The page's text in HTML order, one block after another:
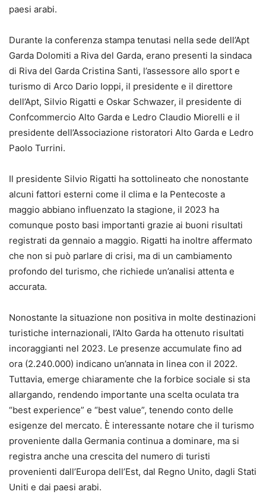
paesi arabi.
Durante la conferenza stampa tenutasi nella sede dell’Apt
Garda Dolomiti a Riva del Garda, erano presenti la sindaca
di Riva del Garda Cristina Santi, l’assessore allo sport e
turismo di Arco Dario Ioppi, il presidente e il direttore
dell’Apt, Silvio Rigatti e Oskar Schwazer, il presidente di
Confcommercio Alto Garda e Ledro Claudio Miorelli e il
presidente dell’Associazione ristoratori Alto Garda e Ledro
Paolo Turrini.
Il presidente Silvio Rigatti ha sottolineato che nonostante
alcuni fattori esterni come il clima e la Pentecoste a
maggio abbiano influenzato la stagione, il 2023 ha
comunque posto basi importanti grazie ai buoni risultati
registrati da gennaio a maggio. Rigatti ha inoltre affermato
che non si può parlare di crisi, ma di un cambiamento
profondo del turismo, che richiede un’analisi attenta e
accurata.
Nonostante la situazione non positiva in molte destinazioni
turistiche internazionali, l’Alto Garda ha ottenuto risultati
incoraggianti nel 2023. Le presenze accumulate fino ad
ora (2.240.000) indicano un’annata in linea con il 2022.
Tuttavia, emerge chiaramente che la forbice sociale si sta
allargando, rendendo importante una scelta oculata tra
“best experience” e “best value”, tenendo conto delle
esigenze del mercato. È interessante notare che il turismo
proveniente dalla Germania continua a dominare, ma si
registra anche una crescita del numero di turisti
provenienti dall’Europa dell’Est, dal Regno Unito, dagli Stati
Uniti e dai paesi arabi.